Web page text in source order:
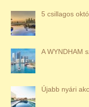
5 csillagos
A WYNDHAM
Újabb nyári